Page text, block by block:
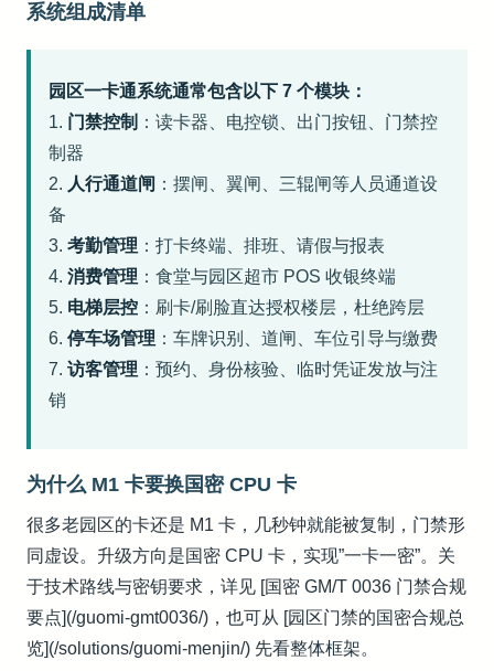
系统组成清单
园区一卡通系统通常包含以下 7 个模块：
1. 门禁控制 ：读卡器、电控锁、出门按钮、门禁控
制器
2. 人行通道闸 ：摆闸、翼闸、三辊闸等人员通道设
备
3. 考勤管理 ：打卡终端、排班、请假与报表
4. 消费管理 ：食堂与园区超市 POS 收银终端
5. 电梯层控 ：刷卡/刷脸直达授权楼层，杜绝跨层
6. 停车场管理 ：车牌识别、道闸、车位引导与缴费
7. 访客管理 ：预约、身份核验、临时凭证发放与注
销
为什么 M1 卡要换国密 CPU 卡
很多老园区的卡还是 M1 卡，几秒钟就能被复制，门禁形
同虚设。升级方向是国密 CPU 卡，实现”一卡一密”。关
于技术路线与密钥要求，详见 [国密 GM/T 0036 门禁合规
要点](/guomi-gmt0036/)，也可从 [园区门禁的国密合规总
览](/solutions/guomi-menjin/) 先看整体框架。